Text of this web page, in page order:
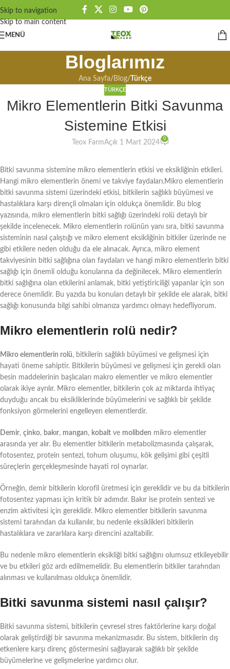
Skip to navigation
Skip to main content
MENÜ
Bloglarımız
Ana Sayfa/ Blog/ Türkçe
TÜRKÇE
Mikro Elementlerin Bitki Savunma
Sistemine Etkisi
Teox FarmAçık 1 Mart 2024
0
Bitki savunma sistemine mikro elementlerin etkisi ve eksikliğinin etkileri.
Hangi mikro elementlerin önemi ve takviye faydaları.Mikro elementlerin
bitki savunma sistemi üzerindeki etkisi, bitkilerin sağlıklı büyümesi ve
hastalıklara karşı dirençli olmaları için oldukça önemlidir. Bu blog
yazısında, mikro elementlerin bitki sağlığı üzerindeki rolü detaylı bir
şekilde incelenecek. Mikro elementlerin rolünün yanı sıra, bitki savunma
sisteminin nasıl çalıştığı ve mikro element eksikliğinin bitkiler üzerinde ne
gibi etkilere neden olduğu da ele alınacak. Ayrıca, mikro element
takviyesinin bitki sağlığına olan faydaları ve hangi mikro elementlerin bitki
sağlığı için önemli olduğu konularına da değinilecek. Mikro elementlerin
bitki sağlığına olan etkilerini anlamak, bitki yetiştiriciliği yapanlar için son
derece önemlidir. Bu yazıda bu konuları detaylı bir şekilde ele alarak, bitki
sağlığı konusunda bilgi sahibi olmanıza yardımcı olmayı hedefliyorum.
Mikro elementlerin rolü nedir?
Mikro elementlerin rolü, bitkilerin sağlıklı büyümesi ve gelişmesi için
hayati öneme sahiptir. Bitkilerin büyümesi ve gelişmesi için gerekli olan
besin maddelerinin başlıcaları makro elementler ve mikro elementler
olarak ikiye ayrılır. Mikro elementler, bitkilerin çok az miktarda ihtiyaç
duyduğu ancak bu eksikliklerinde büyümelerini ve sağlıklı bir şekilde
fonksiyon görmelerini engelleyen elementlerdir.
Demir, çinko, bakır, mangan, kobalt ve molibden mikro elementler
arasında yer alır. Bu elementler bitkilerin metabolizmasında çalışarak,
fotosentez, protein sentezi, tohum oluşumu, kök gelişimi gibi çeşitli
süreçlerin gerçekleşmesinde hayati rol oynarlar.
Örneğin, demir bitkilerin klorofil üretmesi için gereklidir ve bu da bitkilerin
fotosentez yapması için kritik bir adımdır. Bakır ise protein sentezi ve
enzim aktivitesi için gereklidir. Mikro elementler bitkilerin savunma
sistemi tarafından da kullanılır, bu nedenle eksiklikleri bitkilerin
hastalıklara ve zararlılara karşı direncini azaltabilir.
Bu nedenle mikro elementlerin eksikliği bitki sağlığını olumsuz etkileyebilir
ve bu etkileri göz ardı edilmemelidir. Bu elementlerin bitkiler tarafından
alınması ve kullanılması oldukça önemlidir.
Bitki savunma sistemi nasıl çalışır?
Bitki savunma sistemi, bitkilerin çevresel stres faktörlerine karşı doğal
olarak geliştirdiği bir savunma mekanizmasıdır. Bu sistem, bitkilerin dış
etkenlere karşı direnç göstermesini sağlayarak sağlıklı bir şekilde
büyümelerine ve gelişmelerine yardımcı olur.